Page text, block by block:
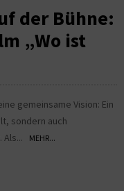
der Bühne:
„Wo ist
gemeinsame Vision: Ein
sondern auch
MEHR...